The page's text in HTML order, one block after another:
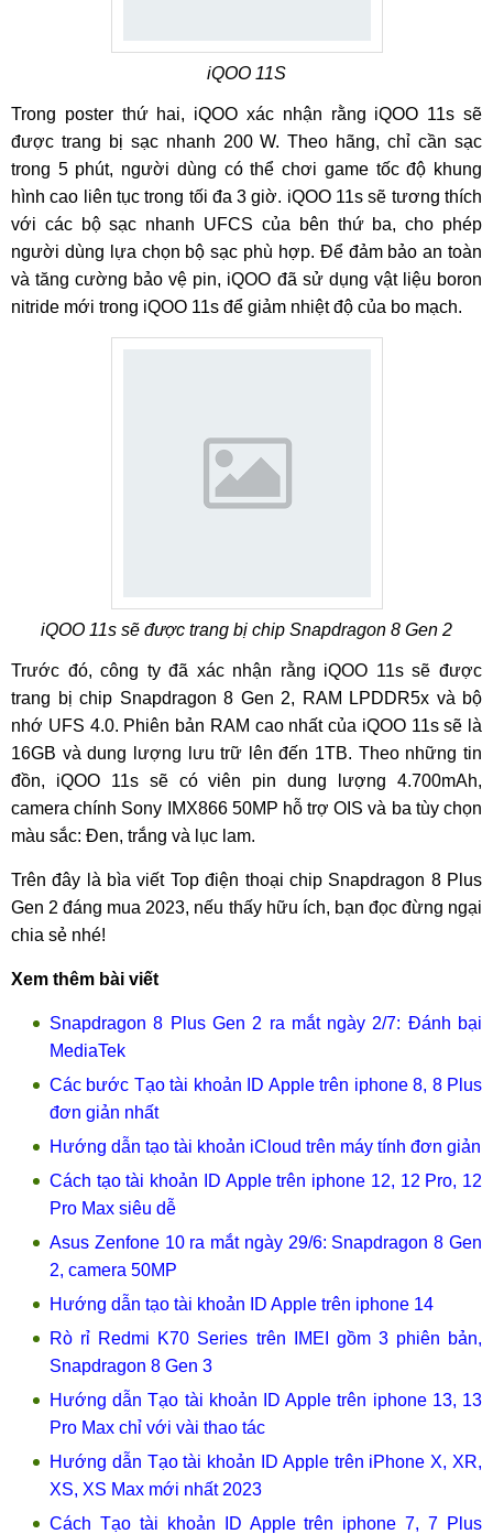
iQOO 11S
Trong poster thứ hai, iQOO xác nhận rằng iQOO 11s sẽ
được trang bị sạc nhanh 200 W. Theo hãng, chỉ cần sạc
trong 5 phút, người dùng có thể chơi game tốc độ khung
hình cao liên tục trong tối đa 3 giờ. iQOO 11s sẽ tương thích
với các bộ sạc nhanh UFCS của bên thứ ba, cho phép
người dùng lựa chọn bộ sạc phù hợp. Để đảm bảo an toàn
và tăng cường bảo vệ pin, iQOO đã sử dụng vật liệu boron
nitride mới trong iQOO 11s để giảm nhiệt độ của bo mạch.
iQOO 11s sẽ được trang bị chip Snapdragon 8 Gen 2
Trước đó, công ty đã xác nhận rằng iQOO 11s sẽ được
trang bị chip Snapdragon 8 Gen 2, RAM LPDDR5x và bộ
nhớ UFS 4.0. Phiên bản RAM cao nhất của iQOO 11s sẽ là
16GB và dung lượng lưu trữ lên đến 1TB. Theo những tin
đồn, iQOO 11s sẽ có viên pin dung lượng 4.700mAh,
camera chính Sony IMX866 50MP hỗ trợ OIS và ba tùy chọn
màu sắc: Đen, trắng và lục lam.
Trên đây là bìa viết Top điện thoại chip Snapdragon 8 Plus
Gen 2 đáng mua 2023, nếu thấy hữu ích, bạn đọc đừng ngại
chia sẻ nhé!
Xem thêm bài viết
Snapdragon 8 Plus Gen 2 ra mắt ngày 2/7: Đánh bại
MediaTek
Các bước Tạo tài khoản ID Apple trên iphone 8, 8 Plus
đơn giản nhất
Hướng dẫn tạo tài khoản iCloud trên máy tính đơn giản
Cách tạo tài khoản ID Apple trên iphone 12, 12 Pro, 12
Pro Max siêu dễ
Asus Zenfone 10 ra mắt ngày 29/6: Snapdragon 8 Gen
2, camera 50MP
Hướng dẫn tạo tài khoản ID Apple trên iphone 14
Rò rỉ Redmi K70 Series trên IMEI gồm 3 phiên bản,
Snapdragon 8 Gen 3
Hướng dẫn Tạo tài khoản ID Apple trên iphone 13, 13
Pro Max chỉ với vài thao tác
Hướng dẫn Tạo tài khoản ID Apple trên iPhone X, XR,
XS, XS Max mới nhất 2023
Cách Tạo tài khoản ID Apple trên iphone 7, 7 Plus